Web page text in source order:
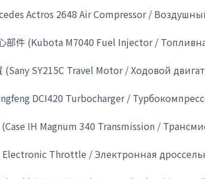
Actros 2648 Air Compressor /
部件 (Kubota M7040 Fuel Injector /
(Sany SY215C Travel Motor / Ходовой
DCI420 Turbocharger /
IH Magnum 340 Transmission /
Electronic Throttle / Электронная